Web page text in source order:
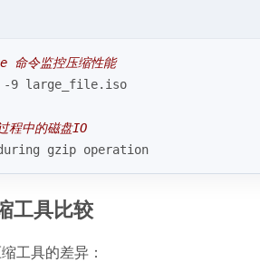
命令监控压缩性能
-9 large_file.iso
程中的磁盘IO
gzip operation
工具比较
工具的差异：